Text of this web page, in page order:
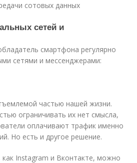
сотовых данных
сетей и
смартфона регулярно
сетями и мессенджерами:
частью нашей жизни.
ограничивать их нет смысла,
оплачивают трафик именно
Но есть и другое решение.
Instagram и Вконтакте, можно